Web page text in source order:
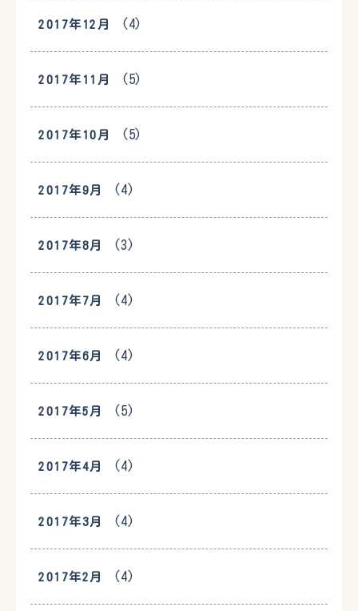
2017年12月 (4)
2017年11月 (5)
2017年10月 (5)
2017年9月 (4)
2017年8月 (3)
2017年7月 (4)
2017年6月 (4)
2017年5月 (5)
2017年4月 (4)
2017年3月 (4)
2017年2月 (4)